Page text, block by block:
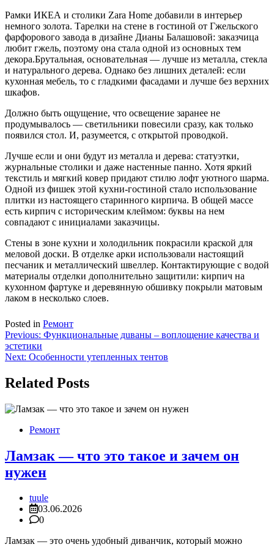
Рамки ИКЕА и столики Zara Home добавили в интерьер
немного золота. Тарелки на стене в гостиной от Гжельского
фарфорового завода в дизайне Дианы Балашовой: заказчица
любит гжель, поэтому она стала одной из основных тем
декора.Брутальная, основательная — лучше из металла, стекла
и натурального дерева. Однако без лишних деталей: если
кухонная мебель, то с гладкими фасадами и лучше без верхних
шкафов.
Должно быть ощущение, что освещение заранее не
продумывалось — светильники повесили сразу, как только
появился стол. И, разумеется, с открытой проводкой.
Лучше если и они будут из металла и дерева: статуэтки,
журнальные столики и даже настенные панно. Хотя яркий
текстиль и мягкий ковер придают стилю лофт уютного шарма.
Одной из фишек этой кухни-гостиной стало использование
плитки из настоящего старинного кирпича. В общей массе
есть кирпич с историческим клеймом: буквы на нем
совпадают с инициалами заказчицы.
Стены в зоне кухни и холодильник покрасили краской для
меловой доски. В отделке арки использовали настоящий
песчаник и металлический швеллер. Контактирующие с водой
материалы отделки дополнительно защитили: кирпич на
кухонном фартуке и деревянную обшивку покрыли матовым
лаком в несколько слоев.
Posted in Ремонт
Навигация
по
Previous: Функциональные дuваны – воплощение качества и
эстетики
Next: Особенности утепленных тентов
Related Posts
Ремонт
Ламзак — что это такое и зачем он
нужен
tuule
03.06.2026
0
Ламзак — это очень удобный диванчик, который можно